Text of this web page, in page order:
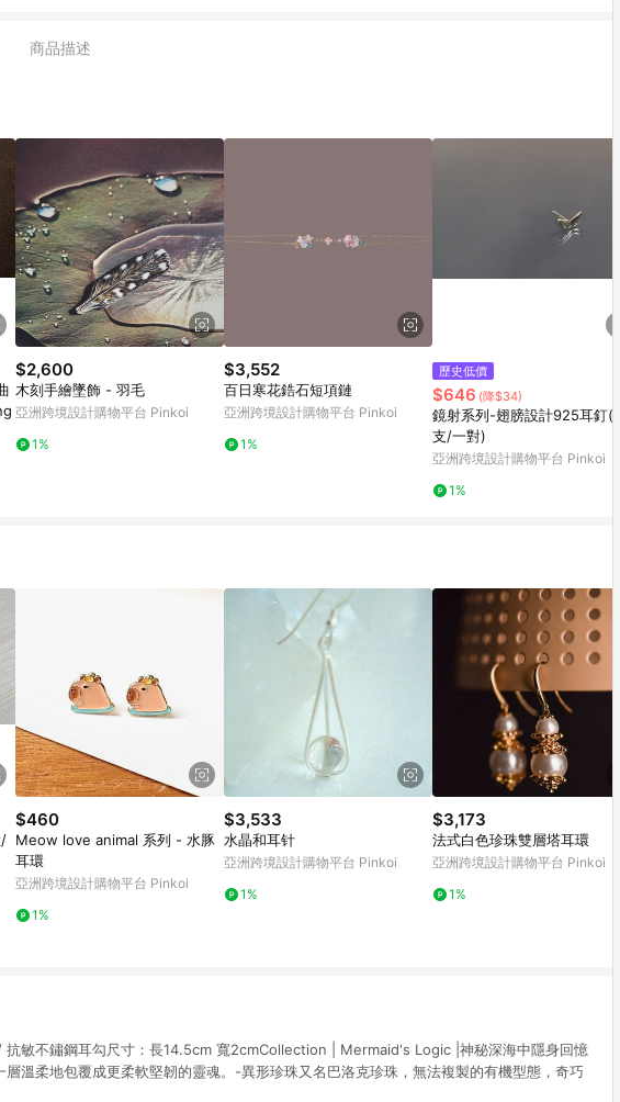
請更新至Android v4.6.0 / iOS v4.1.5 以上才具贈點資格。 7. 點數將於出貨後 45 天
準。 11. 若於 LINE 購物前往 Pinkoi 頁面後才首次下載 Pinkoi APP 並完成訂單，不
商品描述
$2,600
木刻手繪墜飾 - 羽毛
亞洲跨境設計購物平台 Pinkoi
1%
$3,552
百日寒花鋯石短項鏈
亞洲跨境設計購物平台 Pinkoi
1%
歷史低價
$646 (降$34)
鏡射系列-翅膀設計925耳釘(單
支/一對)
亞洲跨境設計購物平台 Pinkoi
1%
/
$460
Meow love animal 系列 - 水豚
耳環
亞洲跨境設計購物平台 Pinkoi
1%
$3,533
水晶和耳针
亞洲跨境設計購物平台 Pinkoi
1%
$3,173
法式白色珍珠雙層塔耳環
亞洲跨境設計購物平台 Pinkoi
1%
抗敏不鏽鋼耳勾尺寸：長14.5cm 寬2cmCollection | Mermaid's Logic |神秘深海中隱身回憶
層溫柔地包覆成更柔軟堅韌的靈魂。-異形珍珠又名巴洛克珍珠，無法複製的有機型態，奇巧